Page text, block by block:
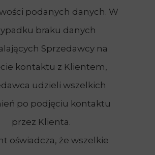
podanych danych. W
braku danych
Sprzedawcy na
kontaktu z Klientem,
udzieli wszelkich
po podjęciu kontaktu
przez Klienta.
oświadcza, że wszelkie